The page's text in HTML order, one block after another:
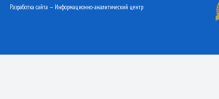
Разработка сайта — Информационно-аналитический центр